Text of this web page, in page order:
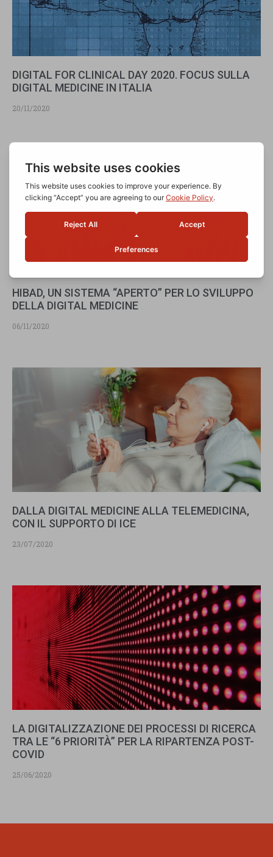
DIGITAL FOR CLINICAL DAY 2020. FOCUS SULLA
DIGITAL MEDICINE IN ITALIA
20/11/2020
HIBAD, UN SISTEMA “APERTO” PER LO SVILUPPO
DELLA DIGITAL MEDICINE
06/11/2020
DALLA DIGITAL MEDICINE ALLA TELEMEDICINA,
CON IL SUPPORTO DI ICE
23/07/2020
LA DIGITALIZZAZIONE DEI PROCESSI DI RICERCA
TRA LE “6 PRIORITÀ” PER LA RIPARTENZA POST-
COVID
25/06/2020